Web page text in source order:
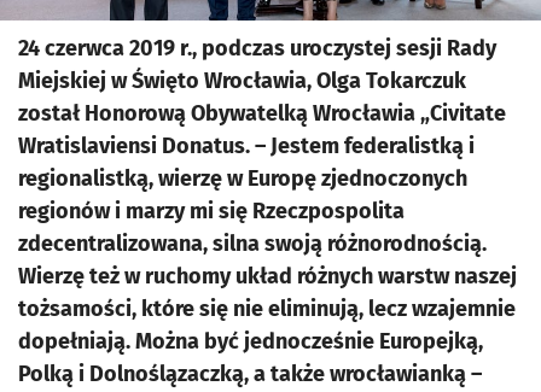
24 czerwca 2019 r., podczas uroczystej sesji Rady
Miejskiej w Święto Wrocławia, Olga Tokarczuk
został Honorową Obywatelką Wrocławia „Civitate
Wratislaviensi Donatus. – Jestem federalistką i
regionalistką, wierzę w Europę zjednoczonych
regionów i marzy mi się Rzeczpospolita
zdecentralizowana, silna swoją różnorodnością.
Wierzę też w ruchomy układ różnych warstw naszej
tożsamości, które się nie eliminują, lecz wzajemnie
dopełniają. Można być jednocześnie Europejką,
Polką i Dolnoślązaczką, a także wrocławianką –